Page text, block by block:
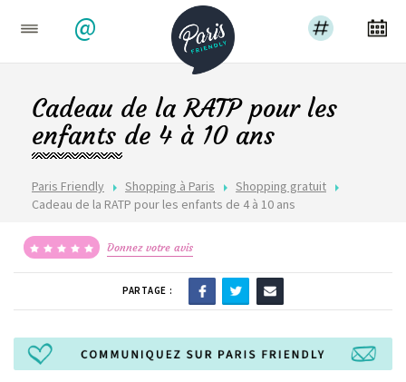
@
Paris Friendly Shopping à Paris
Shopping gratuit
Cadeau de la RATP pour les enfants de 4 à 10 ans
Cadeau de la RATP pour les
enfants de 4 à 10 ans
Donnez votre avis
PARTAGE :